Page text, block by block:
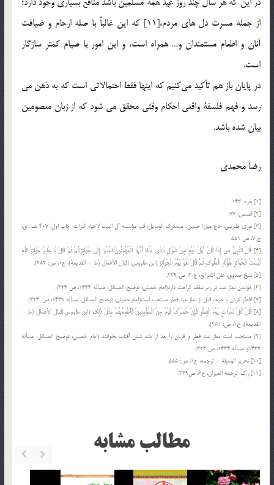
از جمله مسرت دل های مردم،[11] كه این غالباً با صله ارحام و ضیافت
آنان و اطعام مستمندان و… همراه است، و این امور با صیام كمتر سازگار
است.
در پایان باز هم تأكيد مي‌كنيم كه اينها فقط احتمالاتی است که به ذهن می
رسد و فهم فلسفۀ واقعي احكام وقتی محقق می شود که از زبان معصومین
بیان شده باشد.
رضا محمدی
[1] بقره: 143.
[2] قصص: 77.
[3] نوري طبرسي، حاج ميرزا حسين، مستدرك الوسايل، قم، مؤسسه آل‌ البيت لاحياء التراث، چاپ اول، 407 هـ . ق،
ج 7، ص 551.
[4] قَالَ النَّبِيُّ ص‏ إِذَا كَانَ أَوَّلُ يَوْمٍ مِنْ شَوَّالٍ نَادَى مُنَادٍ أَيُّهَا الْمُؤْمِنُونَ اغْدُوا إِلَى جَوَائِزِكُمْ ثُمَّ قَالَ يَا جَابِرُ جَوَائِزُ اللَّهِ
لَيْسَتْ كَجَوَائِزِ هَؤُلَاءِ الْمُلُوكِ ثُمَّ قَالَ هُوَ يَوْمُ الْجَوَائِز (ابن طاووس، إقبال الأعمال (ط – القديمة)، ج‏1، ص: 282).
[5] شیخ صدوق، علل الشرايع،‌ ج 2، ص 239.
[6] خواندن نماز عيد در زير سقف كراهت دارد(امام خمينى، توضيح المسائل، مسأله 1444، ص 324‌).
[7] افطار كردن با خرما، قبل از نماز عيد فطر مستحب است(امام خمينى، توضيح المسائل، مسأله 1439، ص: 323‌).
[8] قَالَ‏ كُلْ تَمَرَاتٍ يَوْمَ الْفِطْرِ فَإِنْ حَضَرَكَ قَوْمٌ مِنَ الْمُؤْمِنِينَ فَأَطْعِمْهُمْ مِثْلَ ذَلِك‏ (ابن طاووس،إقبال الأعمال (ط –
القديمة)، ج‏1، ص: 281).
[9] مستحب است نماز عيد فطر و قربان را بعد از بلند شدن آفتاب بخوانند (امام خمينى، توضيح المسائل، مسأله
1433و مسأله 1434، ص 323‌).
[10] تحرير الوسيلة – ترجمه، ج‌1، ص: 555.
[11] ر.ك: ترجمه المیزان، ج6، ص339.
مطالب مشابه